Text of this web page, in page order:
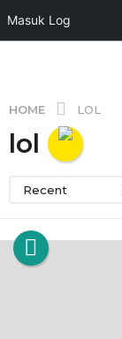
Masuk Log
HOME LOL
lol
Recent